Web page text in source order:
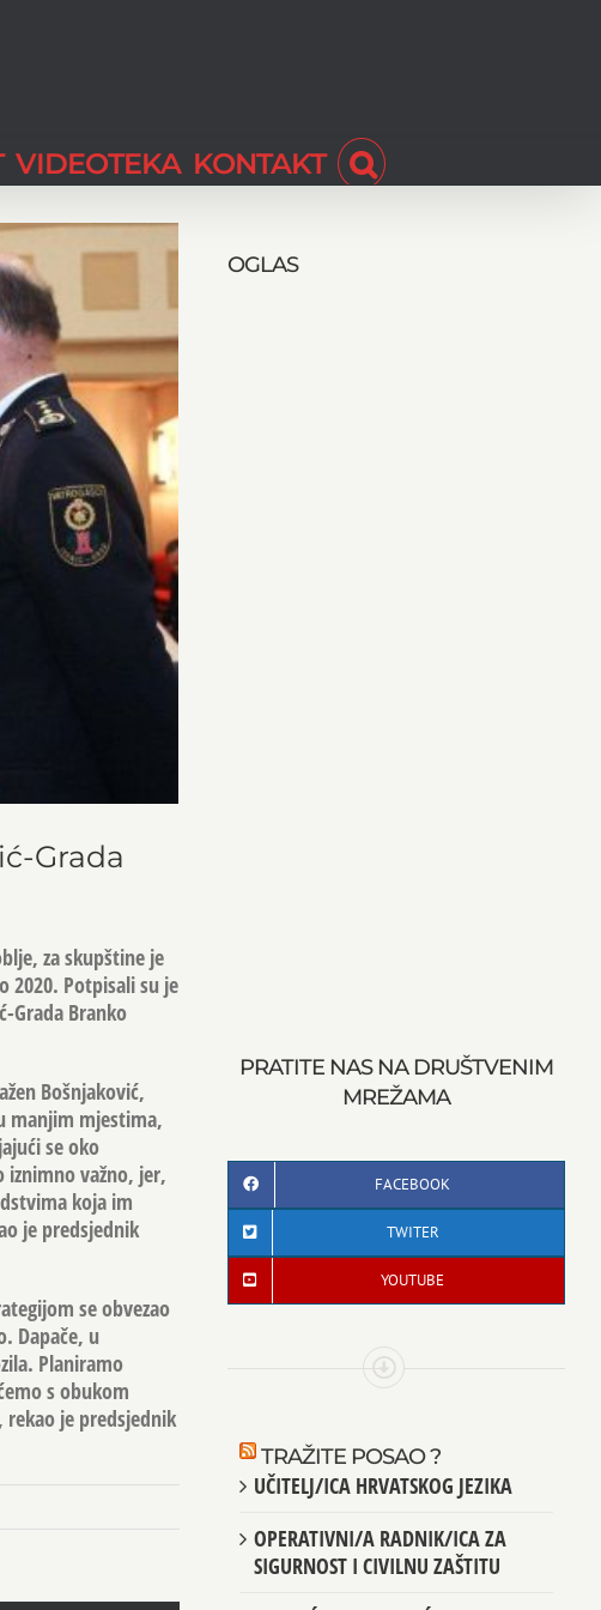
VIDEOTEKA KONTAKT
Grada
za skupštine je
2020. Potpisali su je
Grada Branko
Bošnjaković,
manjim mjestima,
se oko
važno, jer,
koja im
je predsjednik
se obvezao
Dapače, u
Planiramo
s obukom
je predsjednik
OGLAS
PRATITE NAS NA DRUŠTVENIM
MREŽAMA
FACEBOOK
TWITER
YOUTUBE
TRAŽITE POSAO ?
UČITELJ/ICA HRVATSKOG JEZIKA
OPERATIVNI/A RADNIK/ICA ZA
SIGURNOST I CIVILNU ZAŠTITU